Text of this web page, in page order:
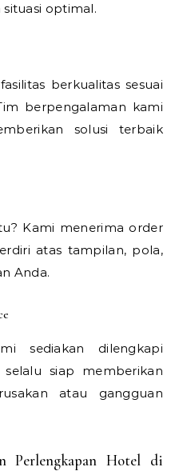
optimal.
berkualitas sesuai
berpengalaman kami
solusi terbaik
Kami menerima order
atas tampilan, pola,
Anda.
sediakan dilengkapi
siap memberikan
atau gangguan
Perlengkapan Hotel di